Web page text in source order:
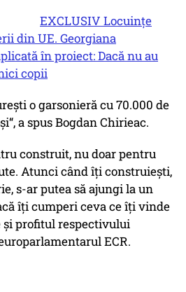
- EXCLUSIV Locuințe
din UE. Georgiana
în proiect: Dacă nu au
copii
o garsonieră cu 70.000 de
a spus Bogdan Chirieac.
construit, nu doar pentru
Atunci când îți construiești,
s-ar putea să ajungi la un
îți cumperi ceva ce îți vinde
și profitul respectivului
ECR.